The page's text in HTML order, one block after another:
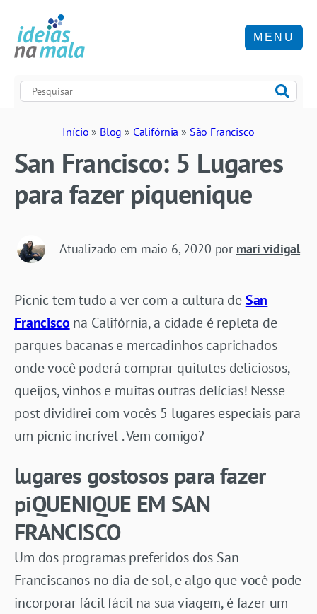
MENU
Início » Blog » Califórnia » São Francisco
San Francisco: 5 Lugares
para fazer piquenique
Atualizado em maio 6, 2020 por mari vidigal
Picnic tem tudo a ver com a cultura deSan
Francisco na Califórnia, a cidade é repleta de
parques bacanas e mercadinhos caprichados
onde você poderá comprar quitutes deliciosos,
queijos, vinhos e muitas outras delícias! Nesse
post dividirei com vocês 5 lugares especiais para
um picnic incrível . Vem comigo?
lugares gostosos para fazer
piQUENIQUE EM SAN
FRANCISCO
Um dos programas preferidos dos San
Franciscanos no dia de sol, e algo que você pode
incorporar fácil fácil na sua viagem, é fazer um